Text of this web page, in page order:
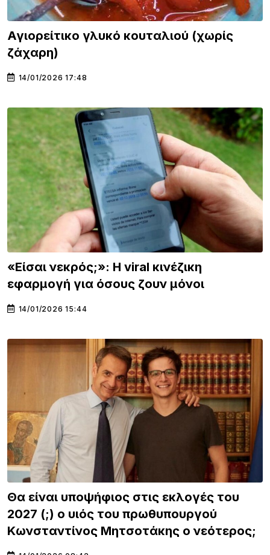
Αγιορείτικο γλυκό κουταλιού (χωρίς
ζάχαρη)
14/01/2026 17:48
«Είσαι νεκρός;»: Η viral κινέζικη
εφαρμογή για όσους ζουν μόνοι
14/01/2026 15:44
Θα είναι υποψήφιος στις εκλογές του
2027 (;) ο υιός του πρωθυπουργού
Κωνσταντίνος Μητσοτάκης ο νεότερος;